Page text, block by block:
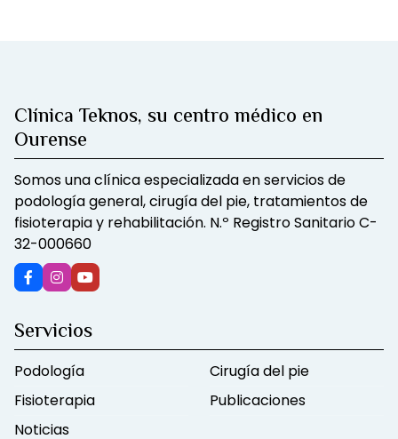
Clínica Teknos, su centro médico en
Ourense
Somos una clínica especializada en servicios de
podología general, cirugía del pie, tratamientos de
fisioterapia y rehabilitación. N.º Registro Sanitario C-
32-000660
Servicios
Podología
Cirugía del pie
Fisioterapia
Publicaciones
Noticias